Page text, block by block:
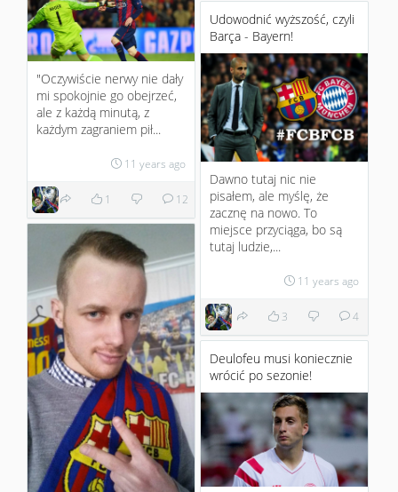
"Oczywiście nerwy nie dały
mi spokojnie go obejrzeć,
ale z każdą minutą, z
każdym zagraniem pił...
11 years ago
1 12
Udowodnić wyższość, czyli
Barça - Bayern!
Dawno tutaj nic nie
pisałem, ale myślę, że
zacznę na nowo. To
miejsce przyciąga, bo są
tutaj ludzie,...
11 years ago
3 4
Deulofeu musi koniecznie
wrócić po sezonie!